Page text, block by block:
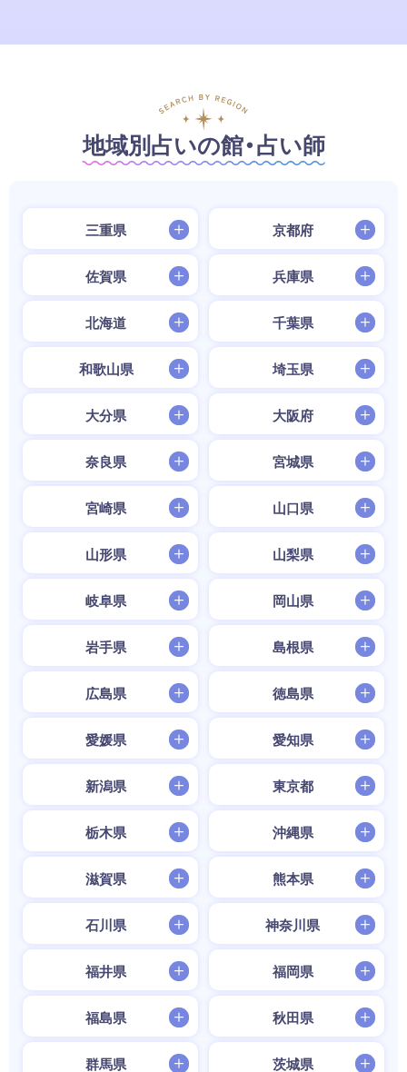
地域別占いの館・占い師
三重県 京都府
佐賀県 兵庫県
北海道 千葉県
和歌山県 埼玉県
大分県 大阪府
奈良県 宮城県
宮崎県 山口県
山形県 山梨県
岐阜県 岡山県
岩手県 島根県
広島県 徳島県
愛媛県 愛知県
新潟県 東京都
栃木県 沖縄県
滋賀県 熊本県
石川県 神奈川県
福井県 福岡県
福島県 秋田県
群馬県 茨城県